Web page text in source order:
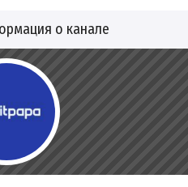
о канале